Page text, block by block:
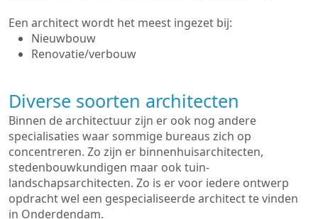
Een architect wordt het meest ingezet bij:
Nieuwbouw
Renovatie/verbouw
Diverse soorten architecten
Binnen de architectuur zijn er ook nog andere
specialisaties waar sommige bureaus zich op
concentreren. Zo zijn er binnenhuisarchitecten,
stedenbouwkundigen maar ook tuin-
landschapsarchitecten. Zo is er voor iedere ontwerp
opdracht wel een gespecialiseerde architect te vinden
in Onderdendam.